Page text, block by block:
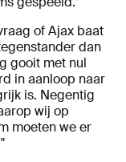
of Ajax baat
dan
gooit met nul
in aanloop naar
is. Negentig
wij op
moeten we er